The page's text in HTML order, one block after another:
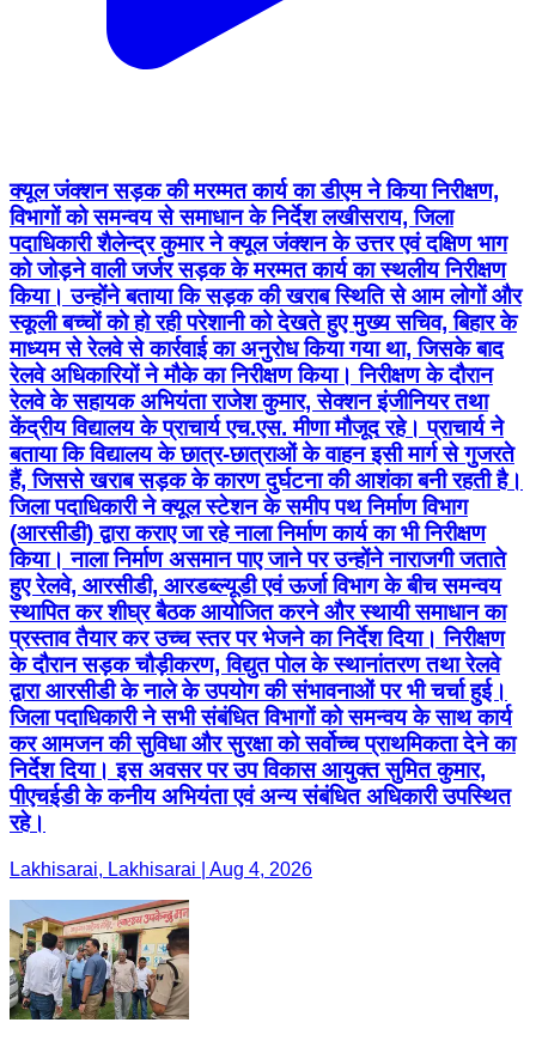
क्यूल जंक्शन सड़क की मरम्मत कार्य का डीएम ने किया निरीक्षण,
विभागों को समन्वय से समाधान के निर्देश लखीसराय, जिला
पदाधिकारी शैलेन्द्र कुमार ने क्यूल जंक्शन के उत्तर एवं दक्षिण भाग
को जोड़ने वाली जर्जर सड़क के मरम्मत कार्य का स्थलीय निरीक्षण
किया। उन्होंने बताया कि सड़क की खराब स्थिति से आम लोगों और
स्कूली बच्चों को हो रही परेशानी को देखते हुए मुख्य सचिव, बिहार के
माध्यम से रेलवे से कार्रवाई का अनुरोध किया गया था, जिसके बाद
रेलवे अधिकारियों ने मौके का निरीक्षण किया। निरीक्षण के दौरान
रेलवे के सहायक अभियंता राजेश कुमार, सेक्शन इंजीनियर तथा
केंद्रीय विद्यालय के प्राचार्य एच.एस. मीणा मौजूद रहे। प्राचार्य ने
बताया कि विद्यालय के छात्र-छात्राओं के वाहन इसी मार्ग से गुजरते
हैं, जिससे खराब सड़क के कारण दुर्घटना की आशंका बनी रहती है।
जिला पदाधिकारी ने क्यूल स्टेशन के समीप पथ निर्माण विभाग
(आरसीडी) द्वारा कराए जा रहे नाला निर्माण कार्य का भी निरीक्षण
किया। नाला निर्माण असमान पाए जाने पर उन्होंने नाराजगी जताते
हुए रेलवे, आरसीडी, आरडब्ल्यूडी एवं ऊर्जा विभाग के बीच समन्वय
स्थापित कर शीघ्र बैठक आयोजित करने और स्थायी समाधान का
प्रस्ताव तैयार कर उच्च स्तर पर भेजने का निर्देश दिया। निरीक्षण
के दौरान सड़क चौड़ीकरण, विद्युत पोल के स्थानांतरण तथा रेलवे
द्वारा आरसीडी के नाले के उपयोग की संभावनाओं पर भी चर्चा हुई।
जिला पदाधिकारी ने सभी संबंधित विभागों को समन्वय के साथ कार्य
कर आमजन की सुविधा और सुरक्षा को सर्वोच्च प्राथमिकता देने का
निर्देश दिया। इस अवसर पर उप विकास आयुक्त सुमित कुमार,
पीएचईडी के कनीय अभियंता एवं अन्य संबंधित अधिकारी उपस्थित
रहे।
Lakhisarai, Lakhisarai | Aug 4, 2026